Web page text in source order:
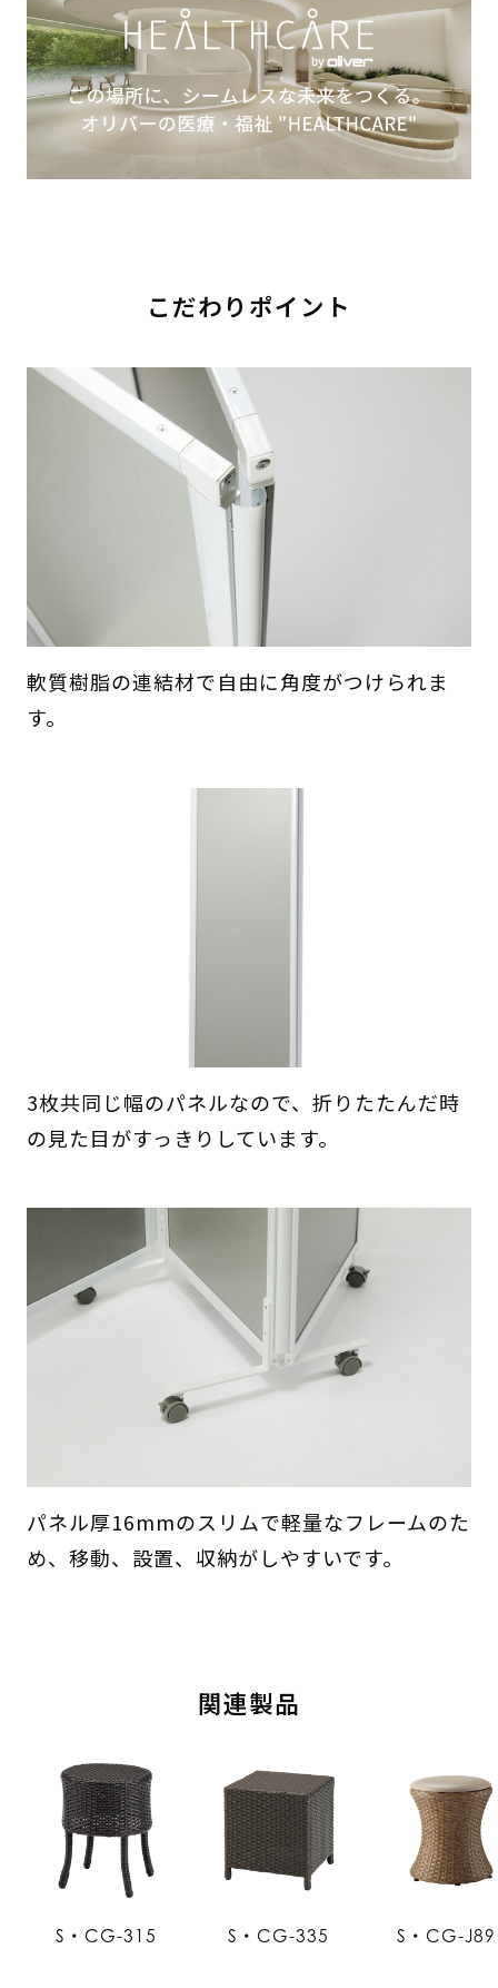
こだわりポイント
軟質樹脂の連結材で自由に角度がつけられま
す。
3枚共同じ幅のパネルなので、折りたたんだ時
の見た目がすっきりしています。
パネル厚16mmのスリムで軽量なフレームのた
め、移動、設置、収納がしやすいです。
関連製品
S・CG-315 S・CG-335 S・CG-